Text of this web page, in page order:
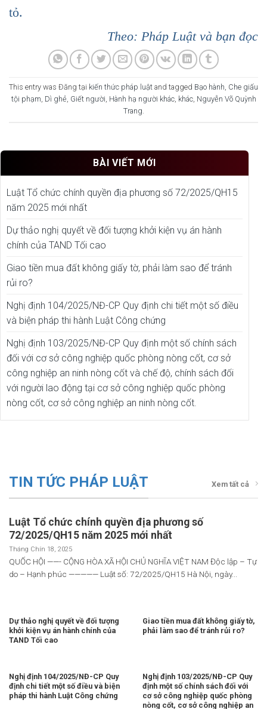
tỏ.
Theo: Pháp Luật và bạn đọc
This entry was Đăng tại kiến thức pháp luật and tagged Bạo hành, Che giấu
tội phạm, Dì ghẻ, Giết người, Hành hạ người khác, khác, Nguyễn Võ Quỳnh
Trang.
BÀI VIẾT MỚI
Luật Tổ chức chính quyền địa phương số 72/2025/QH15
năm 2025 mới nhất
Dự thảo nghị quyết về đối tượng khởi kiện vụ án hành
chính của TAND Tối cao
Giao tiền mua đất không giấy tờ, phải làm sao để tránh
rủi ro?
Nghị định 104/2025/NĐ-CP Quy định chi tiết một số điều
và biện pháp thi hành Luật Công chứng
Nghị định 103/2025/NĐ-CP Quy định một số chính sách
đối với cơ sở công nghiệp quốc phòng nòng cốt, cơ sở
công nghiệp an ninh nòng cốt và chế độ, chính sách đối
với người lao động tại cơ sở công nghiệp quốc phòng
nòng cốt, cơ sở công nghiệp an ninh nòng cốt.
TIN TỨC PHÁP LUẬT Xem tất cả
Luật Tổ chức chính quyền địa phương số
72/2025/QH15 năm 2025 mới nhất
Tháng Chín 18, 2025
QUỐC HỘI ——- CỘNG HÒA XÃ HỘI CHỦ NGHĨA VIỆT NAM Độc lập – Tự
do – Hạnh phúc ————— Luật số: 72/2025/QH15 Hà Nội, ngày...
Dự thảo nghị quyết về đối tượng
khởi kiện vụ án hành chính của
TAND Tối cao
Giao tiền mua đất không giấy tờ,
phải làm sao để tránh rủi ro?
Nghị định 104/2025/NĐ-CP Quy
định chi tiết một số điều và biện
pháp thi hành Luật Công chứng
Nghị định 103/2025/NĐ-CP Quy
định một số chính sách đối với
cơ sở công nghiệp quốc phòng
nòng cốt, cơ sở công nghiệp an